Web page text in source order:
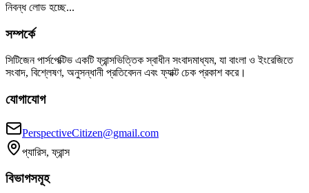
নিবন্ধ লোড হচ্ছে...
সম্পর্কে
সিটিজেন পার্সপেক্টিভ একটি ফ্রান্সভিত্তিক স্বাধীন সংবাদমাধ্যম, যা বাংলা ও ইংরেজিতে
সংবাদ, বিশ্লেষণ, অনুসন্ধানী প্রতিবেদন এবং ফ্যাক্ট চেক প্রকাশ করে।
যোগাযোগ
PerspectiveCitizen@gmail.com
প্যারিস, ফ্রান্স
বিভাগসমূহ